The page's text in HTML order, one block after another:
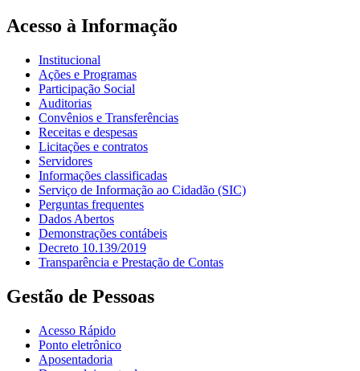
Acesso à Informação
Institucional
Ações e Programas
Participação Social
Auditorias
Convênios e Transferências
Receitas e despesas
Licitações e contratos
Servidores
Informações classificadas
Serviço de Informação ao Cidadão (SIC)
Perguntas frequentes
Dados Abertos
Demonstrações contábeis
Decreto 10.139/2019
Transparência e Prestação de Contas
Gestão de Pessoas
Acesso Rápido
Ponto eletrônico
Aposentadoria